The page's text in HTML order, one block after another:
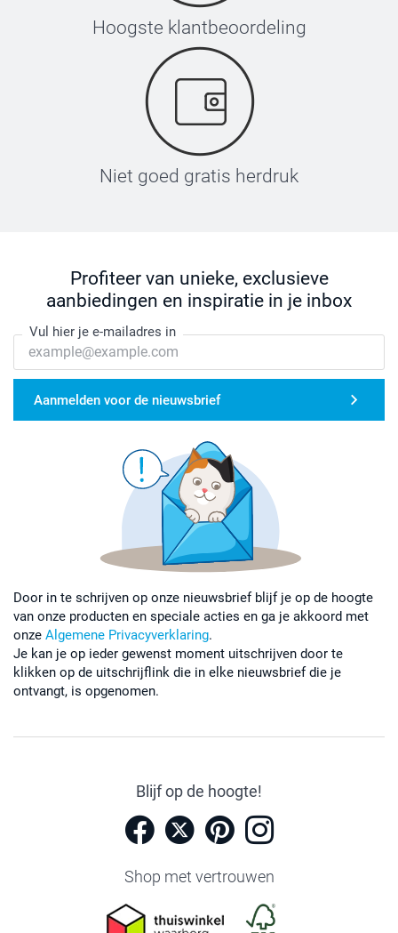
Hoogste klantbeoordeling
Niet goed gratis herdruk
Profiteer van unieke, exclusieve
aanbiedingen en inspiratie in je inbox
Vul hier je e-mailadres in
Aanmelden voor de nieuwsbrief
Door in te schrijven op onze nieuwsbrief blijf je op de hoogte
van onze producten en speciale acties en ga je akkoord met
onze Algemene Privacyverklaring.
Je kan je op ieder gewenst moment uitschrijven door te
klikken op de uitschrijflink die in elke nieuwsbrief die je
ontvangt, is opgenomen.
Blijf op de hoogte!
Shop met vertrouwen